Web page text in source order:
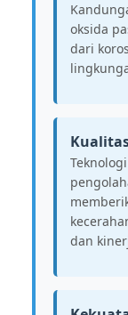
oksida
dari
dan